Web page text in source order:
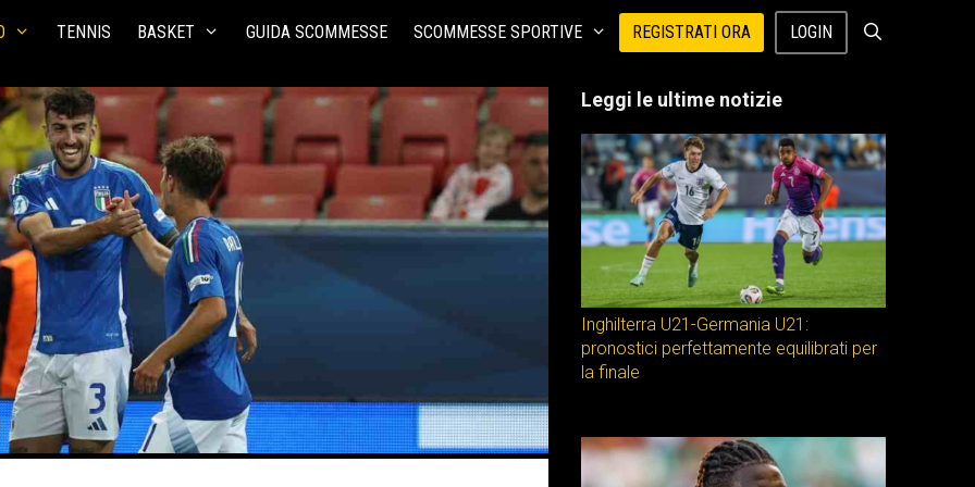
TENNIS BASKET GUIDA SCOMMESSE SCOMMESSE SPORTIVE REGISTRATI ORA LOGIN
Leggi le ultime notizie
Inghilterra U21-Germania U21:
pronostici perfettamente equilibrati per
la finale